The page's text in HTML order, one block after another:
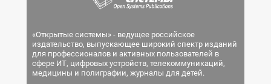
«Открытые системы» - ведущее российское
издательство, выпускающее широкий спектр изданий
для профессионалов и активных пользователей в
сфере ИТ, цифровых устройств, телекоммуникаций,
медицины и полиграфии, журналы для детей.